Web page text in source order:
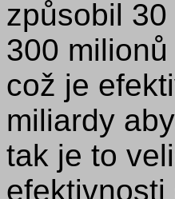
způsobil
300
což je
miliardy
tak je to